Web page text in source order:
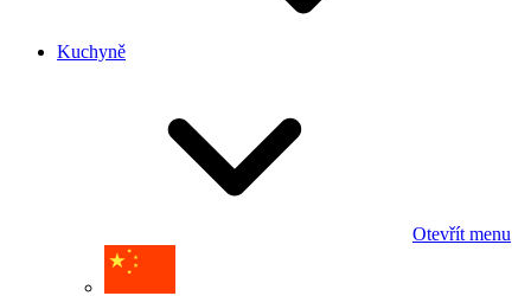
Kuchyně
Otevřít menu